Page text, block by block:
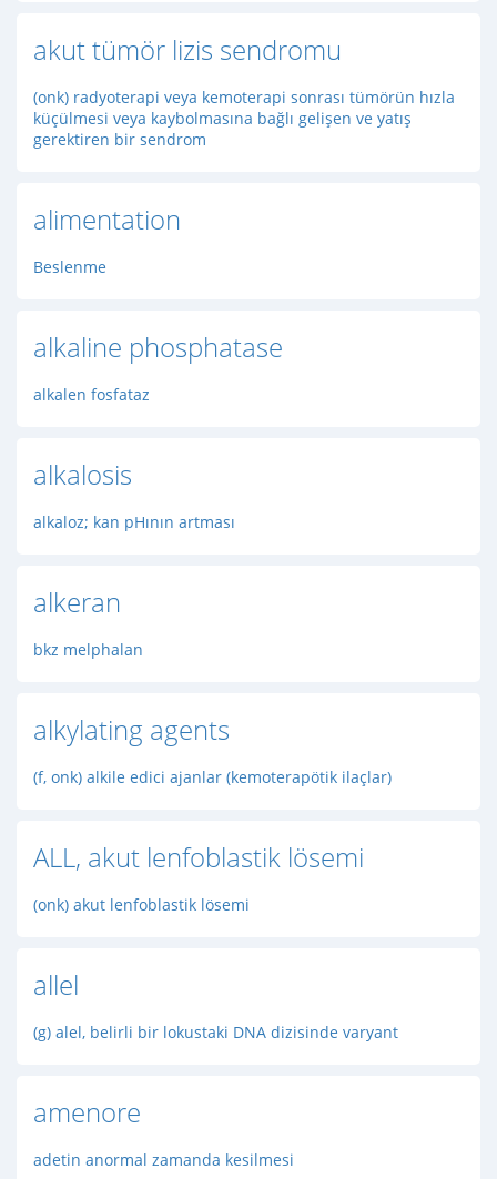
akut tümör lizis sendromu
(onk) radyoterapi veya kemoterapi sonrası tümörün hızla
küçülmesi veya kaybolmasına bağlı gelişen ve yatış
gerektiren bir sendrom
alimentation
Beslenme
alkaline phosphatase
alkalen fosfataz
alkalosis
alkaloz; kan pHının artması
alkeran
bkz melphalan
alkylating agents
(f, onk) alkile edici ajanlar (kemoterapötik ilaçlar)
ALL, akut lenfoblastik lösemi
(onk) akut lenfoblastik lösemi
allel
(g) alel, belirli bir lokustaki DNA dizisinde varyant
amenore
adetin anormal zamanda kesilmesi